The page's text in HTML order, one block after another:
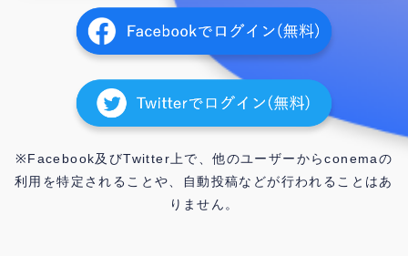
※Facebook及びTwitter上で、他のユーザーからconemaの
利用を特定されることや、自動投稿などが行われることはあ
りません。